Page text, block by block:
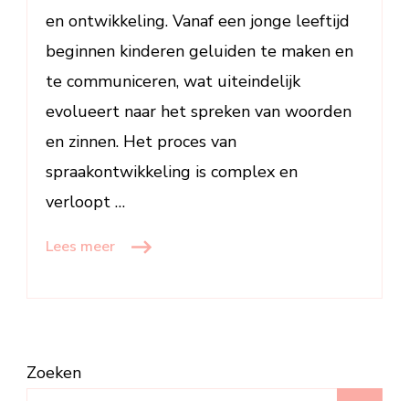
en ontwikkeling. Vanaf een jonge leeftijd
beginnen kinderen geluiden te maken en
te communiceren, wat uiteindelijk
evolueert naar het spreken van woorden
en zinnen. Het proces van
spraakontwikkeling is complex en
verloopt …
Lees meer
Zoeken